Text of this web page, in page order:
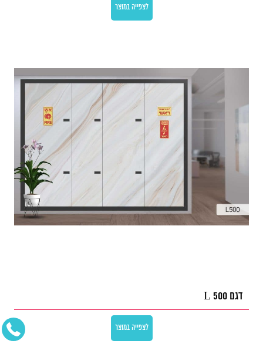
לצפייה במוצר
דגם L 500
לצפייה במוצר